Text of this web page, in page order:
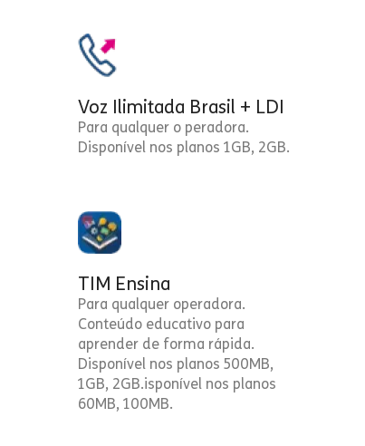
Voz Ilimitada Brasil + LDI
Para qualquer o peradora.
Disponível nos planos 1GB, 2GB.
TIM Ensina
Para qualquer operadora.
Conteúdo educativo para
aprender de forma rápida.
Disponível nos planos 500MB,
1GB, 2GB.isponível nos planos
60MB, 100MB.